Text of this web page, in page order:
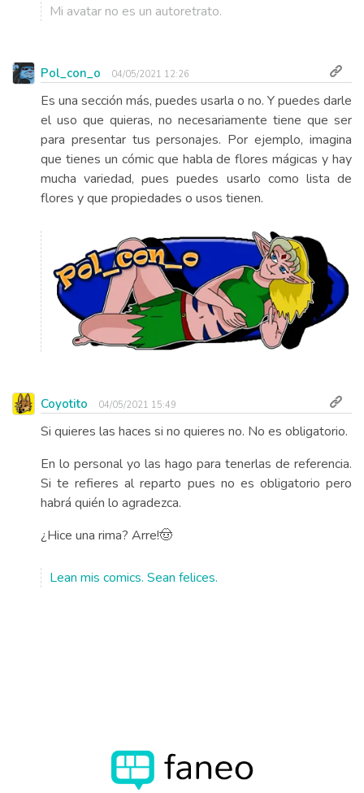
Mi avatar no es un autoretrato.
Pol_con_o 04/05/2021 12:26
Es una sección más, puedes usarla o no. Y puedes darle
el uso que quieras, no necesariamente tiene que ser
para presentar tus personajes. Por ejemplo, imagina
que tienes un cómic que habla de flores mágicas y hay
mucha variedad, pues puedes usarlo como lista de
flores y que propiedades o usos tienen.
Coyotito 04/05/2021 15:49
Si quieres las haces si no quieres no. No es obligatorio.
En lo personal yo las hago para tenerlas de referencia.
Si te refieres al reparto pues no es obligatorio pero
habrá quién lo agradezca.
¿Hice una rima? Arre!🤠
Lean mis comics. Sean felices.